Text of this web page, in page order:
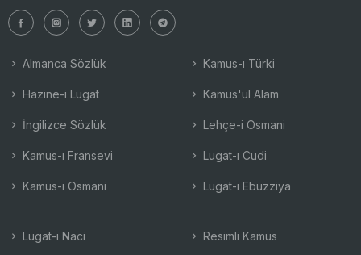
Almanca Sözlük
Hazine-i Lugat
İngilizce Sözlük
Kamus-ı Fransevi
Kamus-ı Osmani
Kamus-ı Türki
Kamus'ul Alam
Lehçe-i Osmani
Lugat-ı Cudi
Lugat-ı Ebuzziya
Lugat-ı Naci Resimli Kamus